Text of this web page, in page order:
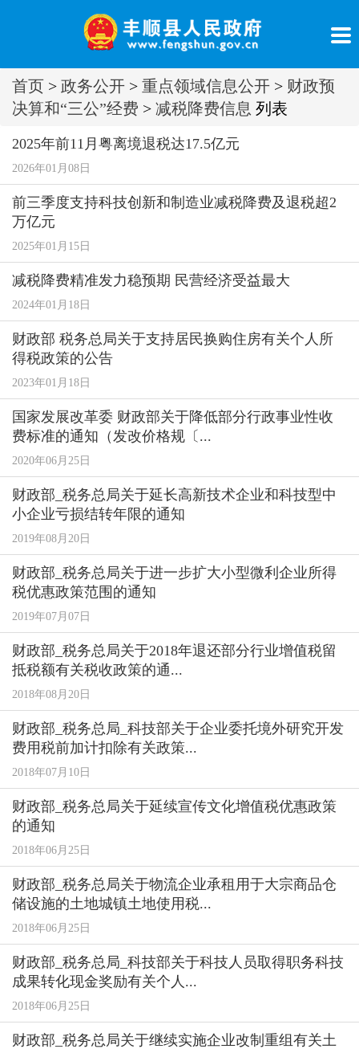
首页 > 政务公开 > 重点领域信息公开 > 财政预
决算和“三公”经费 > 减税降费信息 列表
2025年前11月粤离境退税达17.5亿元
2026年01月08日
前三季度支持科技创新和制造业减税降费及退税超2
万亿元
2025年01月15日
减税降费精准发力稳预期 民营经济受益最大
2024年01月18日
财政部 税务总局关于支持居民换购住房有关个人所
得税政策的公告
2023年01月18日
国家发展改革委 财政部关于降低部分行政事业性收
费标准的通知（发改价格规〔...
2020年06月25日
财政部_税务总局关于延长高新技术企业和科技型中
小企业亏损结转年限的通知
2019年08月20日
财政部_税务总局关于进一步扩大小型微利企业所得
税优惠政策范围的通知
2019年07月07日
财政部_税务总局关于2018年退还部分行业增值税留
抵税额有关税收政策的通...
2018年08月20日
财政部_税务总局_科技部关于企业委托境外研究开发
费用税前加计扣除有关政策...
2018年07月10日
财政部_税务总局关于延续宣传文化增值税优惠政策
的通知
2018年06月25日
财政部_税务总局关于物流企业承租用于大宗商品仓
储设施的土地城镇土地使用税...
2018年06月25日
财政部_税务总局_科技部关于科技人员取得职务科技
成果转化现金奖励有关个人...
2018年06月25日
财政部_税务总局关于继续实施企业改制重组有关土